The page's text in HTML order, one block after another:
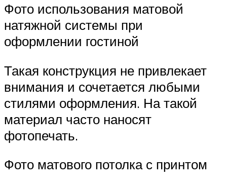
Фото использования матовой
натяжной системы при
оформлении гостиной
Такая конструкция не привлекает
внимания и сочетается любыми
стилями оформления. На такой
материал часто наносят
фотопечать.
Фото матового потолка с принтом